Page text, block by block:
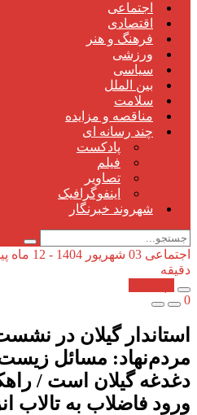
اجتماعی
اقتصادی
فرهنگ و هنر
ورزشی
سیاسی
بین الملل
سلامت
مناقصه و مزایده
چند رسانه ای
پادکست
فیلم
تصاویر
اینفوگرافیک
شهروند خبرنگار
اجتماعی 03 شهریور 1404 - 12 ماه پیش
دقیقه
0
استاندار گیلان در
مردم‌نهاد: مسائل
دغدغه گیلان است /
ورود فاضلاب به تالاب